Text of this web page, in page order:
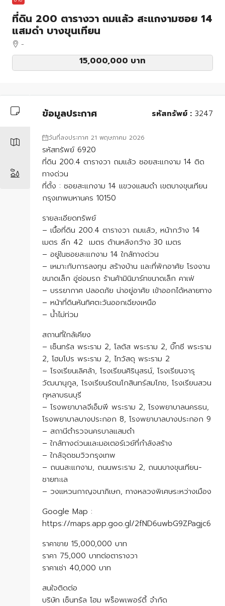
ที่ดิน 200 ตารางวา ถมแล้ว สะแกงามซอย 14
แสมดำ บางขุนเทียน
-
15,000,000 บาท
ข้อมูลประกาศ รหัสทรัพย์ : 3247
วันที่ลงประกาศ 21 พฤษภาคม 2026
รหัสทรัพย์ 6920
ที่ดิน 200.4 ตารางวา ถมแล้ว ซอยสะแกงาม 14 ติด
ทางด่วน
ที่ตั้ง : ซอยสะแกงาม 14 แขวงแสมดำ เขตบางขุนเทียน
กรุงเทพมหานคร 10150
รายละเอียดทรัพย์
– เนื้อที่ดิน 200.4 ตารางวา ถมแล้ว, หน้ากว้าง 14
เมตร ลึก 42 เมตร ด้านหลังกว้าง 30 เมตร
– อยู่ในซอยสะแกงาม 14 ใกล้ทางด่วน
– เหมาะกับการลงทุน สร้างบ้าน และที่พักอาศัย โรงงาน
ขนาดเล็ก อู่ซ่อมรถ ร้านค้ามินิมาร์ทขนาดเล็ก คาเฟ่
– บรรยากาศ ปลอดภัย น่าอยู่อาศัย เข้าออกได้หลายทาง
– หน้าที่ดินหันทิศตะวันออกเฉียงเหนือ
– น้ำไม่ท่วม
สถานที่ใกล้เคียง
– เซ็นทรัล พระราม 2, โลตัส พระราม 2, บิ๊กซี พระราม
2, โฮมโปร พระราม 2, ไทวัสดุ พระราม 2
– โรงเรียนเลิศล้า, โรงเรียนศิรินุสรน์, โรงเรียนจารุ
วัฒนานุกูล, โรงเรียนรัตนโกสินทร์สมโภช, โรงเรียนสวน
กุหลาบธนบุรี
– โรงพยาบาลจีเอ็มพี พระราม 2, โรงพยาบาลนครธน,
โรงพยาบาลบางประกอก 8, โรงพยาบาลบางประกอก 9
– สถานีตำรวจนครบาลแสมดำ
– ใกล้ทางด่วนและมอเตอร์เวย์ที่กำลังสร้าง
– ใกล้จุดชมวิวกรุงเทพ
– ถนนสะแกงาม, ถนนพระราม 2, ถนนบางขุนเทียน-
ชายทะเล
– วงแหวนกาญจนาภิเษก, ทางหลวงพิเศษระหว่างเมือง
Google Map :
https://maps.app.goo.gl/2fND6uwbG9ZPagjc6
ราคาขาย 15,000,000 บาท
ราคา 75,000 บาทต่อตารางวา
ราคาเช่า 40,000 บาท
​​​​​​​สนใจติดต่อ
บริษัท เซ็นทรัล โฮม พร็อพเพอร์ตี้ จำกัด